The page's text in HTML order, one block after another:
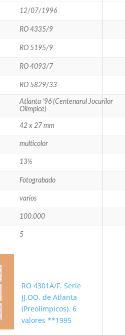
12/07/1996
RO 4335/9
RO 5195/9
RO 4093/7
RO 5829/33
Atlanta ’96 (Centenarul Jocurilor
Olimpice)
42 x 27 mm
multicolor
13½
Fotograbado
varios
100.000
5
RO 4301A/F. Serie
JJ.OO. de Atlanta
(Preolímpicos). 6
valores **1995